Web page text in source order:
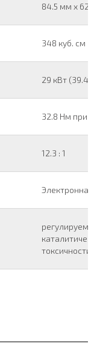
84.5 мм x 62
348 куб. см
29 кВт (39.43
32.8 Нм при
12.3 : 1
Электронная
токсичности